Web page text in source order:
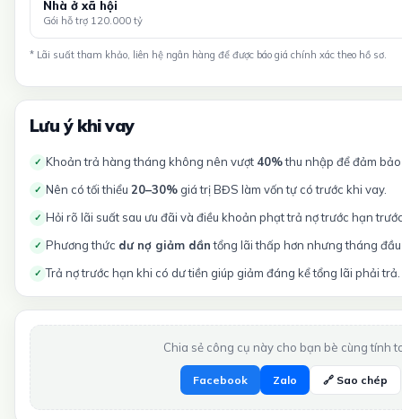
Nhà ở xã hội
Gói hỗ trợ 120.000 tỷ
* Lãi suất tham khảo, liên hệ ngân hàng để được báo giá chính xác theo hồ sơ.
Lưu ý khi vay
✓ Khoản trả hàng tháng không nên vượt 40%thu nhập để đảm
✓ Nên có tối thiểu 20–30% giá trị BĐS làm vốn tự có trước khi vay.
✓ Hỏi rõ lãi suất sau ưu đãi và điều khoản phạt trả nợ trước hạn
✓ Phương thức dư nợ giảm dầntổng lãi thấp hơn nhưng tháng
✓ Trả nợ trước hạn khi có dư tiền giúp giảm đáng kể tổng lãi phải trả.
Chia sẻ công cụ này cho bạn bè cùng tính
Facebook Zalo 🔗 Sao chép